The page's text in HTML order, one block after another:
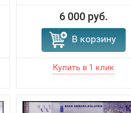
6 000 руб.
В корзину